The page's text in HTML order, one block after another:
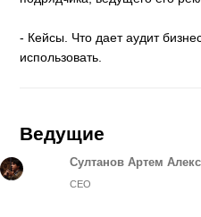
- Кейсы. Что дает аудит
использовать.
Ведущие
Султанов Артем
CEO